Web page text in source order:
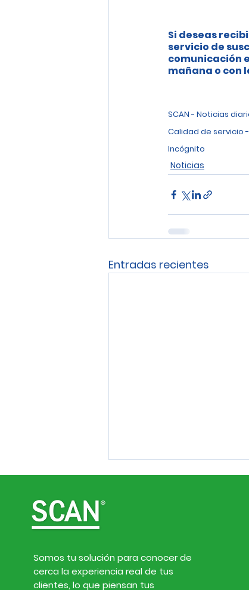
Si deseas
servicio de
comunicación
mañana o con
SCAN - Noticias
Calidad de servicio
Incógnito
Noticias
Entradas recientes
Inteligencia de
Somos tu solución para conocer de
cerca la experiencia real de tus
clientes, lo que piensan tus